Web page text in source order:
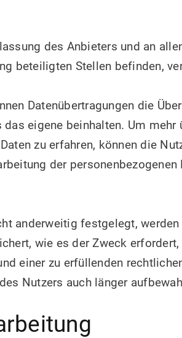
des Anbieters und an
beteiligten Stellen befinden,
Datenübertragungen die
eigene beinhalten. Um mehr
zu erfahren, können die
der personenbezogenen
anderweitig festgelegt, werden
wie es der Zweck
einer zu erfüllenden
Nutzers auch länger